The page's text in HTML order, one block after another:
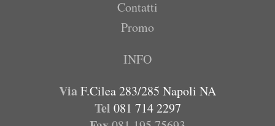
Contatti
Promo
INFO
ViaF.Cilea 283/285 Napoli NA
Tel 081 714 2297